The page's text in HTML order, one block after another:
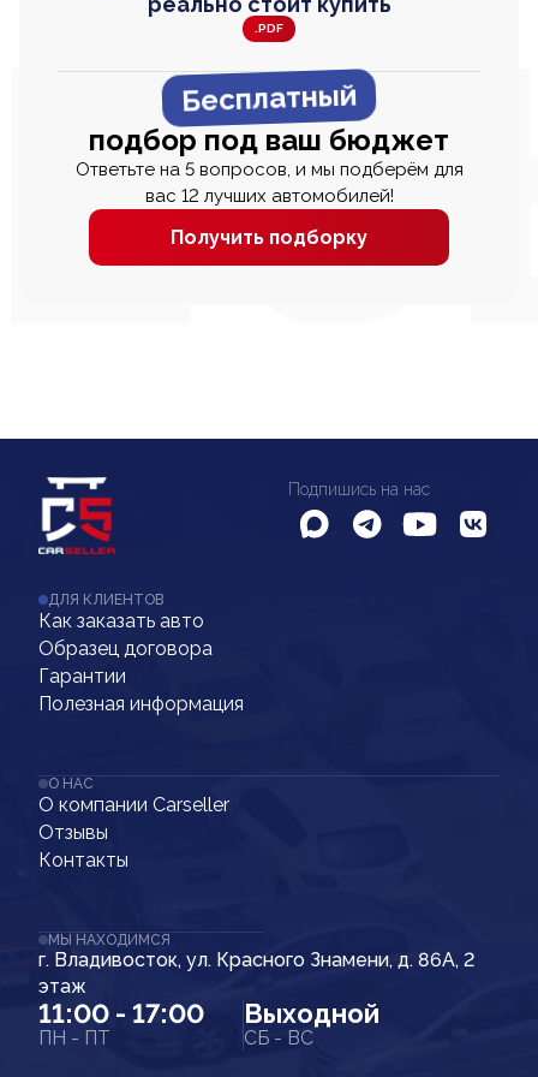
.PDF
Бесплатный
подбор под ваш бюджет
Ответьте на 5 вопросов, и мы подберём для
вас 12 лучших автомобилей!
Получить подборку
Подпишись на нас
ДЛЯ КЛИЕНТОВ
Как заказать авто
Образец договора
Гарантии
Полезная информация
О НАС
О компании Carseller
Отзывы
Контакты
МЫ НАХОДИМСЯ
г. Владивосток, ул. Красного Знамени, д. 86А, 2
этаж
11:00 - 17:00
ПН - ПТ
Выходной
СБ - ВС